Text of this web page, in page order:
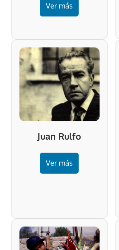
Ver más
Juan Rulfo
Ver más